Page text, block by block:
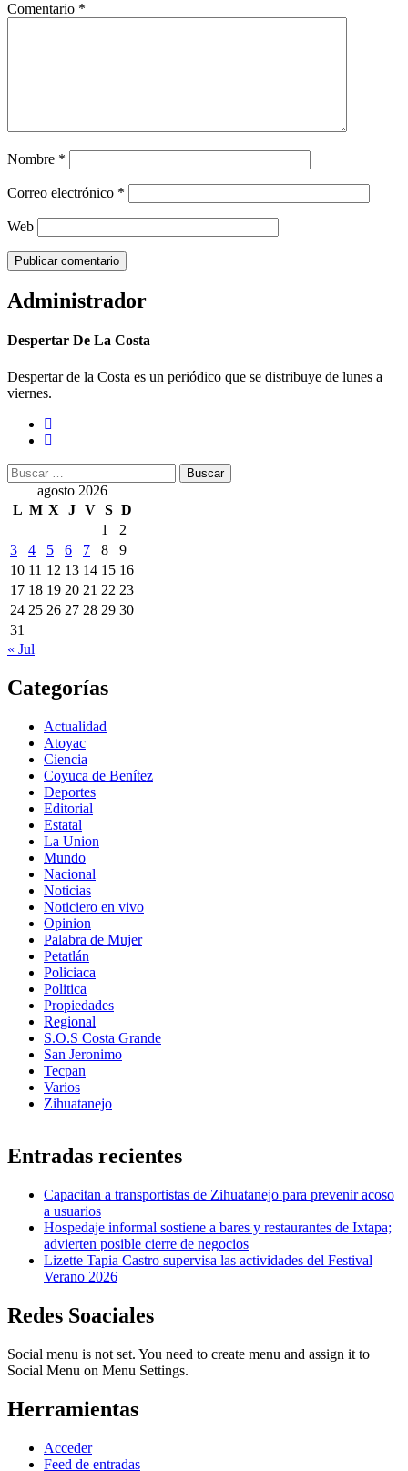
Comentario *
Nombre *
Correo electrónico *
Web
Administrador
Despertar De La Costa
Despertar de la Costa es un periódico que se distribuye de lunes a
viernes.
Buscar:
agosto 2026
L M X J V S D
1
2
3
4 5 6 7 8
9
10 11 12 13 14 15 16
17 18 19 20 21 22 23
24 25 26 27 28 29 30
31
« Jul
Categorías
Actualidad
Atoyac
Ciencia
Coyuca de Benítez
Deportes
Editorial
Estatal
La Union
Mundo
Nacional
Noticias
Noticiero en vivo
Opinion
Palabra de Mujer
Petatlán
Policiaca
Politica
Propiedades
Regional
S.O.S Costa Grande
San Jeronimo
Tecpan
Varios
Zihuatanejo
Entradas recientes
Capacitan a transportistas de Zihuatanejo para prevenir acoso
a usuarios
Hospedaje informal sostiene a bares y restaurantes de Ixtapa;
advierten posible cierre de negocios
Lizette Tapia Castro supervisa las actividades del Festival
Verano 2026
Redes Soaciales
Social menu is not set. You need to create menu and assign it to
Social Menu on Menu Settings.
Herramientas
Acceder
Feed de entradas